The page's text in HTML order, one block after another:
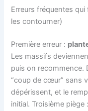
Erreurs fréquentes
les contourner)
Première erreur :
Les massifs
puis on recommence.
“coup de cœur” sans
dépérissent, et le
initial. Troisième piège